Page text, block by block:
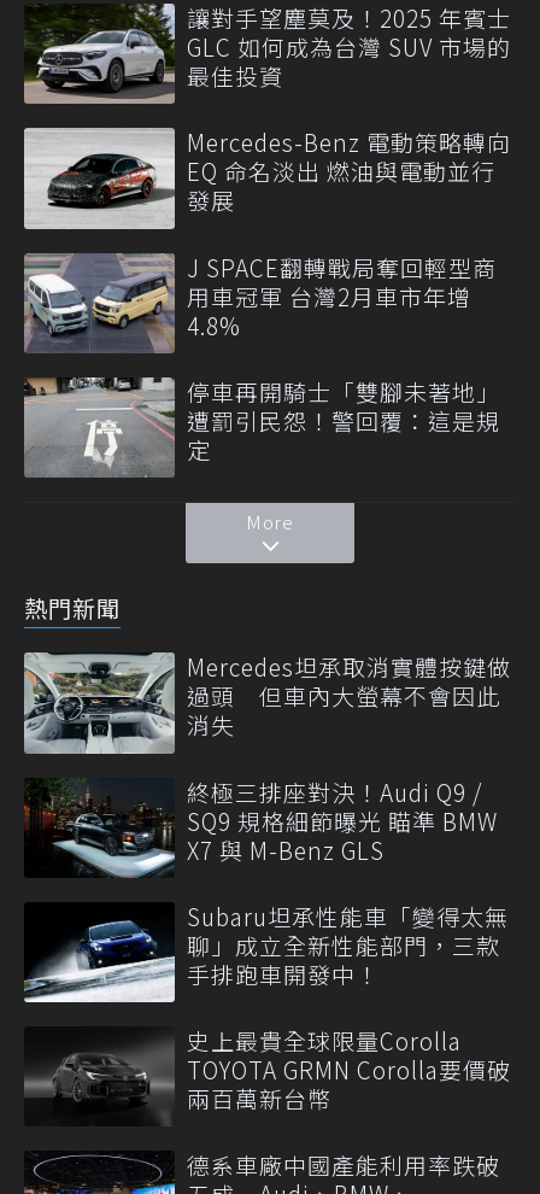
讓對手望塵莫及！2025 年賓士
GLC 如何成為台灣 SUV 市場的
最佳投資
Mercedes-Benz 電動策略轉向
EQ 命名淡出 燃油與電動並行
發展
J SPACE翻轉戰局奪回輕型商
用車冠軍 台灣2月車市年增
4.8%
停車再開騎士「雙腳未著地」
遭罰引民怨！警回覆：這是規
定
More
熱門新聞
Mercedes坦承取消實體按鍵做
過頭 但車內大螢幕不會因此
消失
終極三排座對決！Audi Q9 /
SQ9 規格細節曝光 瞄準 BMW
X7 與 M-Benz GLS
Subaru坦承性能車「變得太無
聊」成立全新性能部門，三款
手排跑車開發中！
史上最貴全球限量Corolla
TOYOTA GRMN Corolla要價破
兩百萬新台幣
德系車廠中國產能利用率跌破